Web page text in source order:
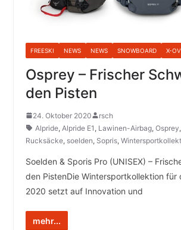
FREESKI NEWS NEWS SNOWBOARD X-
Osprey – Frischer
den Pisten
24. Oktober 2020
rsch
Alpride, Alpride E1 , Lawinen-Airbag, Osprey,
Rucksäcke, soelden, Sopris,
Soelden & Sporis Pro (UNISEX) –
den PistenDie Wintersportkollektion für
2020 setzt auf Innovation und
mehr...